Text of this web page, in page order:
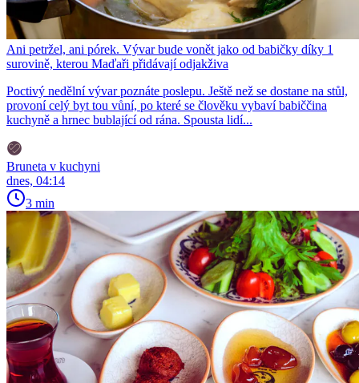
Ani petržel, ani pórek. Vývar bude vonět jako od babičky díky 1
surovině, kterou Maďaři přidávají odjakživa
Poctivý nedělní vývar poznáte poslepu. Ještě než se dostane na stůl,
provoní celý byt tou vůní, po které se člověku vybaví babiččina
kuchyně a hrnec bublající od rána. Spousta lidí...
Bruneta v kuchyni
dnes, 04:14
3 min